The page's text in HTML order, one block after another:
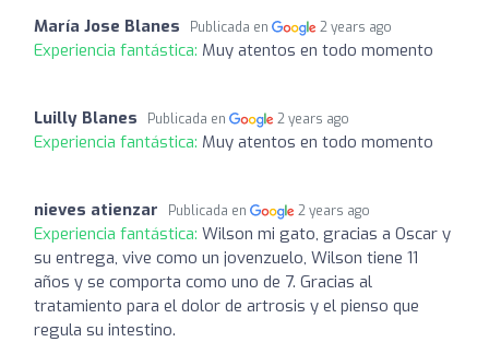
María Jose Blanes Publicada en 2 years ago
Experiencia fantástica: Muy atentos en todo momento
Luilly Blanes Publicada en 2 years ago
Experiencia fantástica: Muy atentos en todo momento
nieves atienzar Publicada en 2 years ago
Experiencia fantástica: Wilson mi gato, gracias a Oscar y
su entrega, vive como un jovenzuelo, Wilson tiene 11
años y se comporta como uno de 7. Gracias al
tratamiento para el dolor de artrosis y el pienso que
regula su intestino.